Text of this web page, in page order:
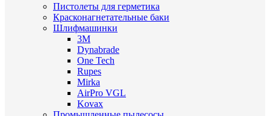
Пистолеты для герметика
Красконагнетательные баки
Шлифмашинки
3M
Dynabrade
One Tech
Rupes
Mirka
AirPro VGL
Kovax